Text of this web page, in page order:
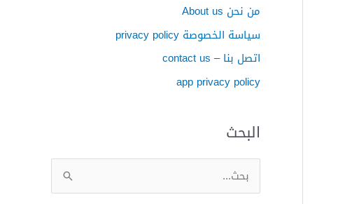
من نحن About us
سياسة الخصوصة privacy policy
اتصل بنا – contact us
app privacy policy
البحث
ل